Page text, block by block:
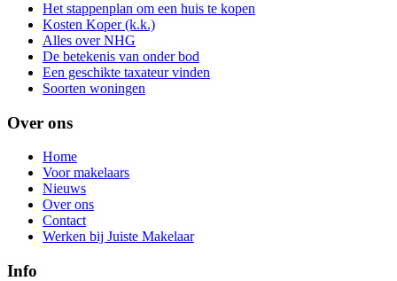
Het stappenplan om een huis te kopen
Kosten Koper (k.k.)
Alles over NHG
De betekenis van onder bod
Een geschikte taxateur vinden
Soorten woningen
Over ons
Home
Voor makelaars
Nieuws
Over ons
Contact
Werken bij Juiste Makelaar
Info